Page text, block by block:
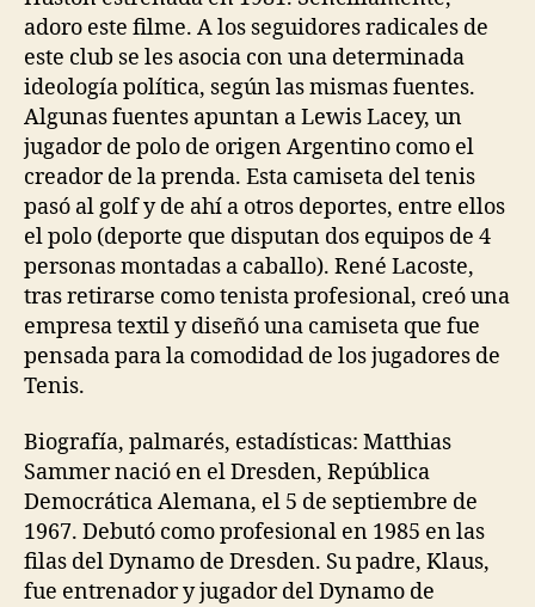
adoro este filme. A los seguidores radicales de
este club se les asocia con una determinada
ideología política, según las mismas fuentes.
Algunas fuentes apuntan a Lewis Lacey, un
jugador de polo de origen Argentino como el
creador de la prenda. Esta camiseta del tenis
pasó al golf y de ahí a otros deportes, entre ellos
el polo (deporte que disputan dos equipos de 4
personas montadas a caballo). René Lacoste,
tras retirarse como tenista profesional, creó una
empresa textil y diseñó una camiseta que fue
pensada para la comodidad de los jugadores de
Tenis.
Biografía, palmarés, estadísticas: Matthias
Sammer nació en el Dresden, República
Democrática Alemana, el 5 de septiembre de
1967. Debutó como profesional en 1985 en las
filas del Dynamo de Dresden. Su padre, Klaus,
fue entrenador y jugador del Dynamo de